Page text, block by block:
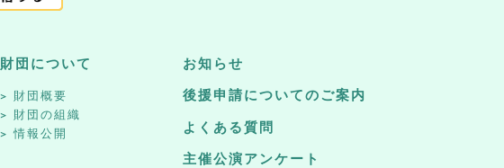
財団について
財団概要
財団の組織
情報公開
お知らせ
後援申請についてのご案内
よくある質問
主催公演アンケート